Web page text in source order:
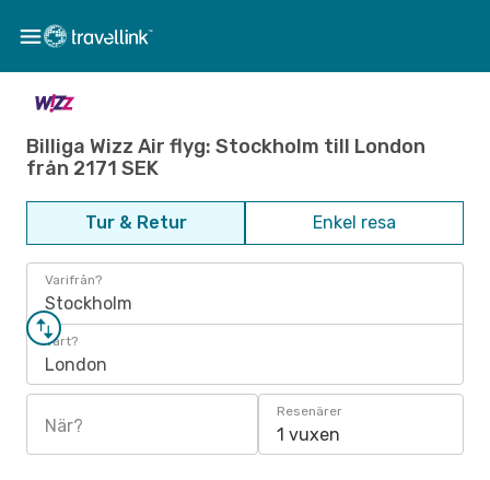
Billiga Wizz Air flyg: Stockholm till London
från 2171 SEK
Tur & Retur Enkel resa
Varifrån?
Stockholm
Vart?
London
När?
Resenärer
1 vuxen